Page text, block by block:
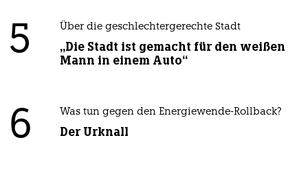
5 Über die geschlechtergerechte Stadt
„Die Stadt ist gemacht für den weißen
Mann in einem Auto“
6 Was tun gegen den Energiewende-Rollback?
Der Urknall